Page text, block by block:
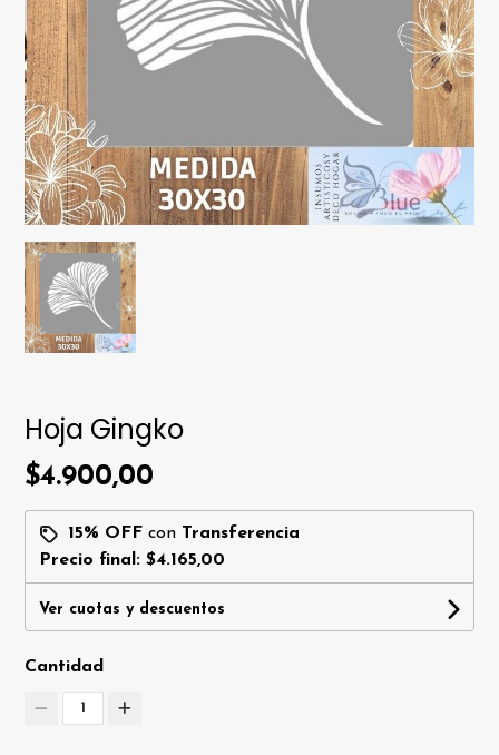
Hoja Gingko
$4.900,00
15% OFF con Transferencia
Precio final:$4.165,00
Ver cuotas y descuentos
Cantidad
1